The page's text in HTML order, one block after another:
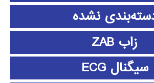
نشده
زاب ZAB
سیگنال ECG